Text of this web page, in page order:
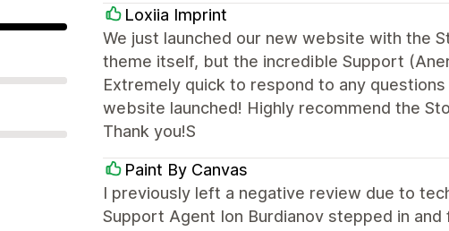
Loxiia Imprint
We just launched our new website with the
theme itself, but the incredible Support
Extremely quick to respond to any
website launched! Highly recommend the
Thank you!S
Paint By Canvas
I previously left a negative review due to
Support Agent Ion Burdianov stepped in